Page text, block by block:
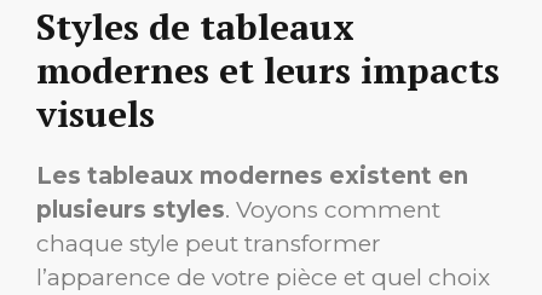
Styles de tableaux
modernes et leurs impacts
visuels
Les tableaux modernes existent en
plusieurs styles. Voyons comment
chaque style peut transformer
l’apparence de votre pièce et quel choix